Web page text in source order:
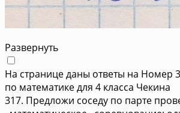
Развернуть
На странице даны ответы на Номер
по математике для 4 класса Чекина
317. Предложи соседу по парте